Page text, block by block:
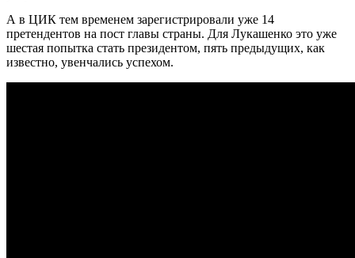
А в ЦИК тем временем зарегистрировали уже 14
претендентов на пост главы страны. Для Лукашенко это уже
шестая попытка стать президентом, пять предыдущих, как
известно, увенчались успехом.